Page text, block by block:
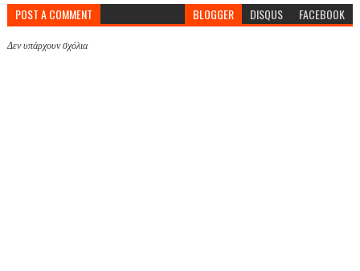
POST A COMMENT BLOGGER DISQUS FACEBOOK
Δεν υπάρχουν σχόλια